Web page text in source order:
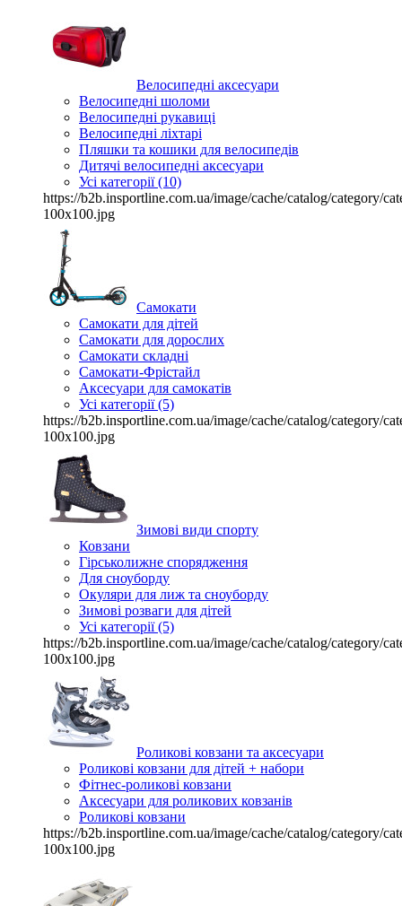
Велосипедні аксесуари
Велосипедні шоломи
Велосипедні рукавиці
Велосипедні ліхтарі
Пляшки та кошики для велосипедів
Дитячі велосипедні аксесуари
Усі категорії (10)
https://b2b.insportline.com.ua/image/cache/catalog/category/
100x100.jpg
Самокати
Самокати для дітей
Самокати для дорослих
Самокати складні
Самокати-Фрістайл
Аксесуари для самокатів
Усі категорії (5)
https://b2b.insportline.com.ua/image/cache/catalog/category/
100x100.jpg
Зимові види спорту
Ковзани
Гірськолижне спорядження
Для сноуборду
Окуляри для лиж та сноуборду
Зимові розваги для дітей
Усі категорії (5)
https://b2b.insportline.com.ua/image/cache/catalog/category/
100x100.jpg
Роликові ковзани та аксесуари
Роликові ковзани для дітей + набори
Фітнес-роликові ковзани
Аксесуари для роликових ковзанів
Роликові ковзани
https://b2b.insportline.com.ua/image/cache/catalog/category/
100x100.jpg